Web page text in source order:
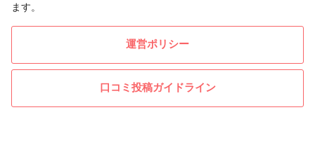
ます。
運営ポリシー
口コミ投稿ガイドライン